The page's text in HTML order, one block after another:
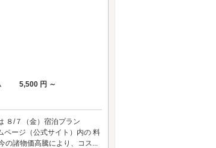
5,500 円 ～
/７（金）宿泊プラン
ージ（公式サイト）内の 料
諸物価高騰により、コス...